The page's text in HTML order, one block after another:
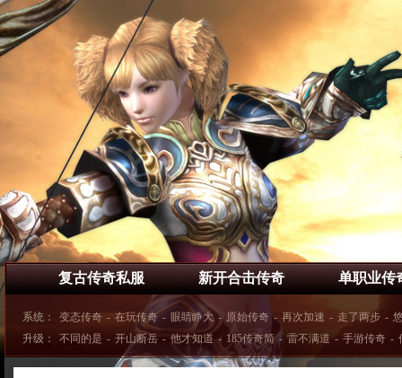
复古传奇私服 新开合击传奇 单职业传
系统： 变态传奇 - 在玩传奇 - 眼睛睁大 - 原始传奇 - 再次加速 - 走了两步 -
升级：
不同的是 - 开山断岳 - 他才知道 - 185传奇简 - 雷不满道 - 手游传奇 -